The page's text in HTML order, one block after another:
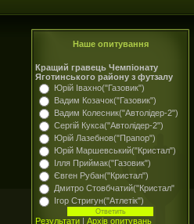
Наше опитування
Кращий гравець Чемпіонату
Яготинського району з футзалу
Юрій Івахно("Газовик")
Вадим Козачок("Газовик")
Вадим Колесник("Автолідер-2")
Сергій Кукса("Автолідер-2")
Юрій Лазебнов("Прапор")
Юрій Маршевський("Кристал")
Ілля Приймак("Газовик")
Євген Рубан("Кристал")
Дмитро Стовбчатий("Кристал"
Ігор Стригун("Атлетік")
Результати | Архів опитувань